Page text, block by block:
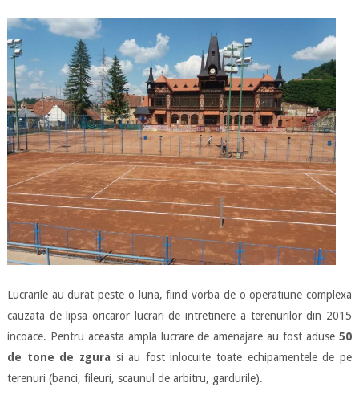
Lucrarile au durat peste o luna, fiind vorba de o operatiune complexa
cauzata de lipsa oricaror lucrari de intretinere a terenurilor din 2015
incoace. Pentru aceasta ampla lucrare de amenajare au fost aduse50
de tone de zgura si au fost inlocuite toate echipamentele de pe
terenuri (banci, fileuri, scaunul de arbitru, gardurile).